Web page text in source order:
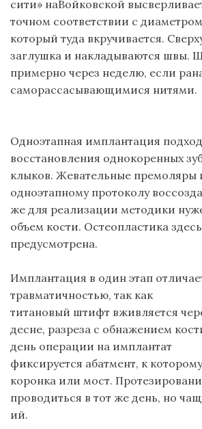
сити» наВойковской
точном соответствии с
который туда вкручивается.
заглушка и накладываются швы.
примерно через неделю, если
саморассасывающимися нитями.
Одноэтапная имплантация
восстановления однокоренных
клыков. Жевательные премоляры
одноэтапному протоколу
же для реализации методики
объем кости. Остеопластика
предусмотрена.
Имплантация в один этап
травматичностью, так как
титановый штифт вживляется
десне, разреза с обнажением
день операции на имплантат
фиксируется абатмент, к
коронка или мост.
проводиться в тот же день, но
ий.